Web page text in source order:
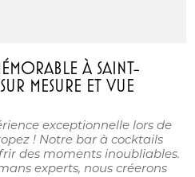
À SAINT-
MESURE ET VUE
exceptionnelle lors de
! Notre bar à cocktails
des moments inoubliables.
experts, nous créerons